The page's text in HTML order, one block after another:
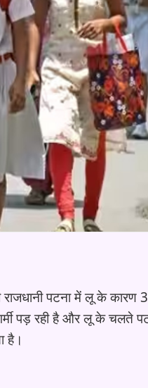
राजधानी पटना में लू के
पड़ रही है और लू के चलते
है।